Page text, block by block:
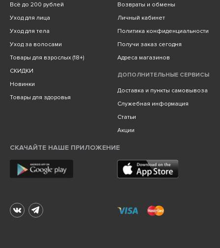
Всё до 200 рублей
Уход для лица
Уход для тела
Уход за волосами
Товары для взрослых (18+)
СКИДКИ
Новинки
Товары для здоровья
Возвраты и обмены
Личный кабинет
Политика конфиденциальности
Получи заказ сегодня
Адреса магазинов
ДОПОЛНИТЕЛЬНЫЕ СЕРВИСЫ
Доставка и пункты самовывоза
Служебная информация
Статьи
Акции
СКАЧАЙТЕ НАШЕ ПРИЛОЖЕНИЕ